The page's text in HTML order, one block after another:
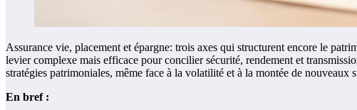
Assurance vie, placement et épargne: trois axes qui structurent encore le
levier complexe mais efficace pour concilier sécurité, rendement et
stratégies patrimoniales, même face à la volatilité et à la montée de
En bref :